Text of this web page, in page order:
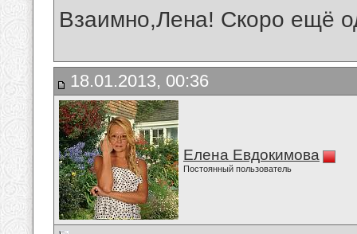
Взаимно,Лена! Скоро ещё
18.01.2013, 00:36
Елена Евдокимова
Постоянный пользователь